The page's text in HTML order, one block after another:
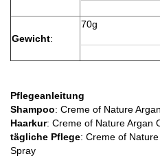
Gewicht:
70g
Pflegeanleitung
Shampoo: Creme of Nature
Haarkur: Creme of Nature Argan
tägliche Pflege: Creme of
Spray